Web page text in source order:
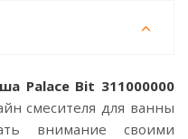
Palace Bit 311000000
смесителя для ванны
внимание своими